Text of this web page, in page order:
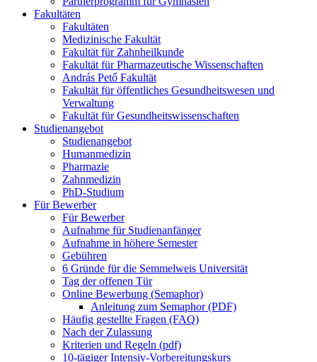
Fakultäten
Fakultäten
Medizinische Fakultät
Fakultät für Zahnheilkunde
Fakultät für Pharmazeutische Wissenschaften
András Pető Fakultät
Fakultät für öffentliches Gesundheitswesen und
Verwaltung
Fakultät für Gesundheitswissenschaften
Studienangebot
Studienangebot
Humanmedizin
Pharmazie
Zahnmedizin
PhD-Studium
Für Bewerber
Für Bewerber
Aufnahme für Studienanfänger
Aufnahme in höhere Semester
Gebühren
6 Gründe für die Semmelweis Universität
Tag der offenen Tür
Online Bewerbung (Semaphor)
Anleitung zum Semaphor (PDF)
Häufig gestellte Fragen (FAQ)
Nach der Zulassung
Kriterien und Regeln (pdf)
10-tägiger Intensiv-Vorbereitungskurs